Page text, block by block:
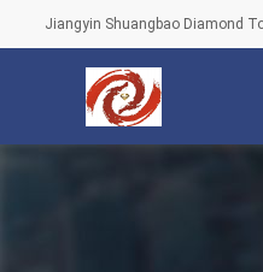
Jiangyin Shuangbao Diamond